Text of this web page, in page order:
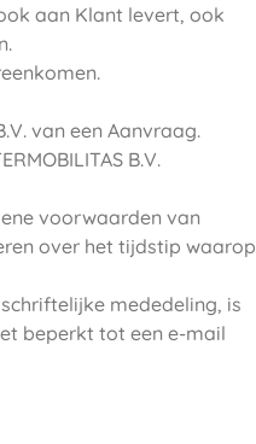
aan Klant levert, ook
van een Aanvraag.
B.V.
voorwaarden van
over het tijdstip waarop
mededeling, is
beperkt tot een e-mail